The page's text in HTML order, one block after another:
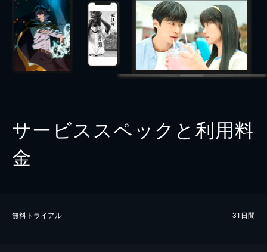
サービススペックと利用料
金
無料トライアル 31日間